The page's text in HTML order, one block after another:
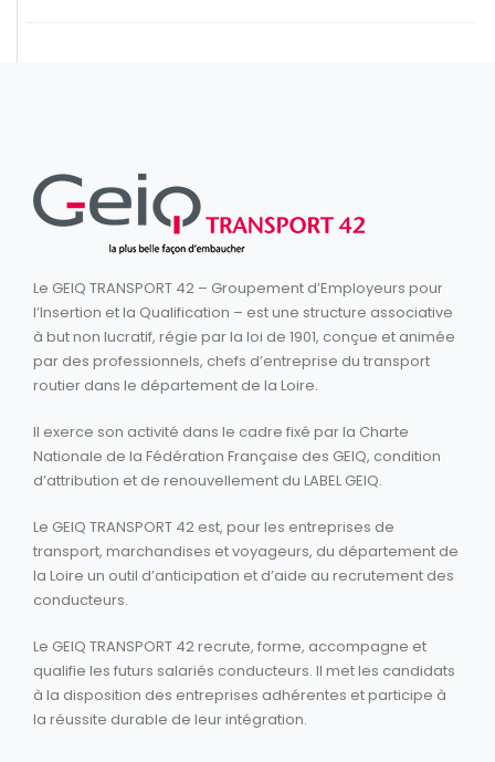
Le GEIQ TRANSPORT 42 – Groupement d’Employeurs pour
l’Insertion et la Qualification – est une structure associative
à but non lucratif, régie par la loi de 1901, conçue et animée
par des professionnels, chefs d’entreprise du transport
routier dans le département de la Loire.
Il exerce son activité dans le cadre fixé par la Charte
Nationale de la Fédération Française des GEIQ, condition
d’attribution et de renouvellement du LABEL GEIQ.
Le GEIQ TRANSPORT 42 est, pour les entreprises de
transport, marchandises et voyageurs, du département de
la Loire un outil d’anticipation et d’aide au recrutement des
conducteurs.
Le GEIQ TRANSPORT 42 recrute, forme, accompagne et
qualifie les futurs salariés conducteurs. Il met les candidats
à la disposition des entreprises adhérentes et participe à
la réussite durable de leur intégration.